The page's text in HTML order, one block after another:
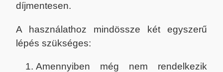
díjmentesen.
A használathoz mindössze két egyszerű
lépés szükséges:
Amennyiben még nem rendelkezik